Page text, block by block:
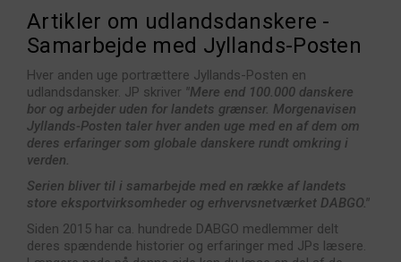
Artikler om udlandsdanskere -
Samarbejde med Jyllands-Posten
Hver anden uge portrættere Jyllands-Posten en
udlandsdansker. JP skriver "Mere end 100.000 danskere
bor og arbejder uden for landets grænser. Morgenavisen
Jyllands-Posten taler hver anden uge med en af dem om
deres erfaringer som globale danskere rundt omkring i
verden.
Serien bliver til i samarbejde med en række af landets
store eksportvirksomheder og erhvervsnetværket DABGO."
Siden 2015 har ca. hundrede DABGO medlemmer delt
deres spændende historier og erfaringer med JPs læsere.